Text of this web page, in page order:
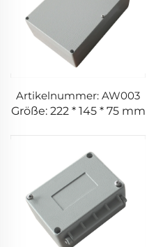
Artikelnummer: AW003
Größe: 222 * 145 * 75 mm